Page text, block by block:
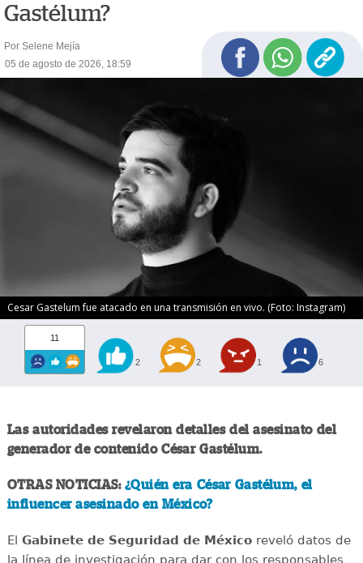
Gastélum?
Por Selene Mejía
05 de agosto de 2026, 18:59
Cesar Gastelum fue atacado en una transmisión en vivo. (Foto: Instagram)
11
2 2 1 6
Las autoridades revelaron detalles del asesinato del
generador de contenido César Gastélum.
OTRAS NOTICIAS: ¿Quién era César Gastélum, el
influencer asesinado en México?
El Gabinete de Seguridad de Méxicoreveló datos de
la línea de investigación para dar con los responsables